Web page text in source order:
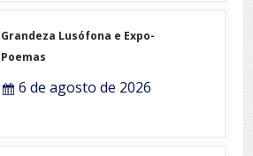
Grandeza Lusófona e Expo-
Poemas
6 de agosto de 2026